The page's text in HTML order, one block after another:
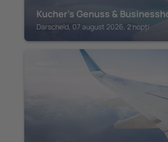
Kucher's Genuss &
Darscheid, 07 august 2026, 2 nopți